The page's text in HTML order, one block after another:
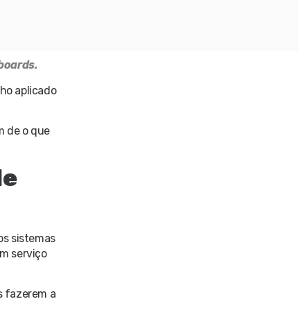
aplicado
de o que
sistemas
serviço
fazerem a